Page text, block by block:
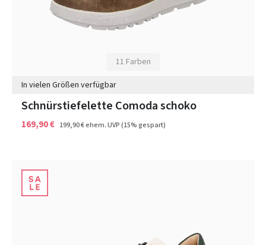
11 Farben
In vielen Größen verfügbar
Schnürstiefelette Comoda schoko
169,90 € 199,90 €ehem. UVP(15% gespart)